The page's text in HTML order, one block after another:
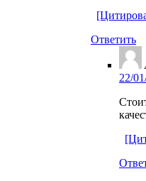
Ответить
22/